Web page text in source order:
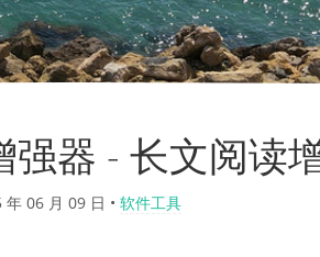
强器 - 长文阅读
年 06 月 09 日 • 软件工具